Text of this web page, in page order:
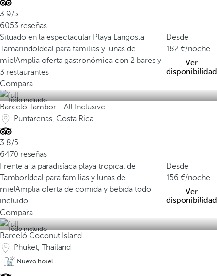
3.9/5
6053 reseñas
Situado en la espectacular Playa Langosta
Tamarindo Ideal para familias y lunas de
mielAmplia oferta gastronómica con 2 bares y
3 restaurantes
Desde
182
/noche
Ver
disponibilidad
Compara
Todo incluido
Barceló Tambor - All Inclusive
Puntarenas, Costa Rica
3.8/5
6470 reseñas
Frente a la paradisíaca playa tropical de
Tambor Ideal para familias y lunas de
mielAmplia oferta de comida y bebida todo
incluido
Desde
156
/noche
Ver
disponibilidad
Compara
Todo incluido
Barceló Coconut Island
Phuket, Thailand
Nuevo hotel